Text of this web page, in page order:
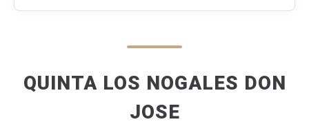
QUINTA LOS NOGALES DON
JOSE